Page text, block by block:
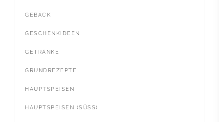
GEBÄCK
GESCHENKIDEEN
GETRÄNKE
GRUNDREZEPTE
HAUPTSPEISEN
HAUPTSPEISEN (SÜSS)